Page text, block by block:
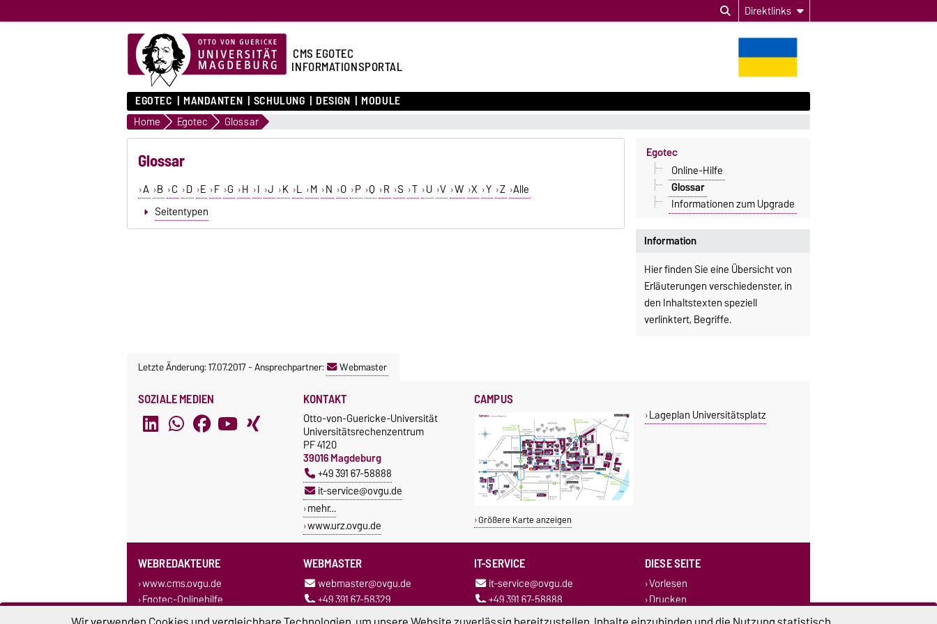
Direktlinks
CMS EGOTEC
INFORMATIONSPORTAL
EGOTEC MANDANTEN SCHULUNG DESIGN MODULE
Home Egotec Glossar
Glossar
A B C D E F G H I J K L M N O P Q R S T U V W X Y Z Alle
Seitentypen
Information
Hier finden Sie eine Übersicht von
Erläuterungen verschiedenster, in
den Inhaltstexten speziell
verlinktert, Begriffe.
Egotec
Online-Hilfe
Glossar
Informationen zum Upgrade
Letzte Änderung: 17.07.2017-Ansprechpartner: Webmaster
SOZIALE MEDIEN KONTAKT
Otto-von-Guericke-Universität
Universitätsrechenzentrum
PF 4120
39016 Magdeburg
+49 391 67-58888
it-service@ovgu.de
mehr…
www.urz.ovgu.de
CAMPUS
Größere Karte anzeigen
Lageplan Universitätsplatz
WEBREDAKTEURE
www.cms.ovgu.de
Egotec-Onlinehilfe
WEBMASTER
webmaster@ovgu.de
+49 391 67-58329
IT-SERVICE
it-service@ovgu.de
+49 391 67-58888
DIESE SEITE
Vorlesen
Drucken
Permalink